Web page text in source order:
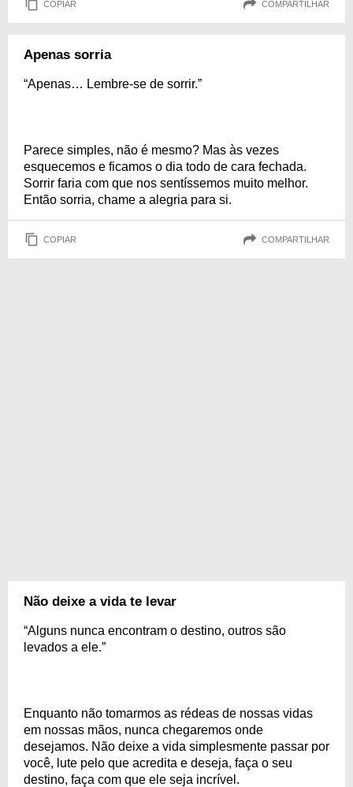
COPIAR COMPARTILHAR
Apenas sorria
“Apenas… Lembre-se de sorrir.”
Parece simples, não é mesmo? Mas às vezes
esquecemos e ficamos o dia todo de cara fechada.
Sorrir faria com que nos sentíssemos muito melhor.
Então sorria, chame a alegria para si.
COPIAR COMPARTILHAR
Não deixe a vida te levar
“Alguns nunca encontram o destino, outros são
levados a ele.”
Enquanto não tomarmos as rédeas de nossas vidas
em nossas mãos, nunca chegaremos onde
desejamos. Não deixe a vida simplesmente passar por
você, lute pelo que acredita e deseja, faça o seu
destino, faça com que ele seja incrível.